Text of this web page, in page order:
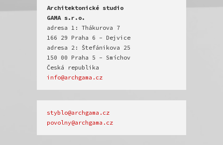
Architektonické studio
GAMA s.r.o.
adresa 1: Thákurova 7
166 29 Praha 6 - Dejvice
adresa 2: Štefánikova 25
150 00 Praha 5 - Smíchov
info@archgama.cz
povolny@archgama.cz